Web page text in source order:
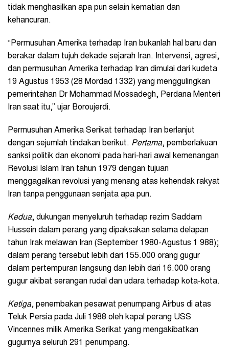
tidak menghasilkan apa pun selain kematian dan
kehancuran.
“Permusuhan Amerika terhadap Iran bukanlah hal baru dan
berakar dalam tujuh dekade sejarah Iran. Intervensi, agresi,
dan permusuhan Amerika terhadap Iran dimulai dari kudeta
19 Agustus 1953 (28 Mordad 1332) yang menggulingkan
pemerintahan Dr Mohammad Mossadegh, Perdana Menteri
Iran saat itu,” ujar Boroujerdi.
Permusuhan Amerika Serikat terhadap Iran berlanjut
dengan sejumlah tindakan berikut. Pertama, pemberlakuan
sanksi politik dan ekonomi pada hari-hari awal kemenangan
Revolusi Islam Iran tahun 1979 dengan tujuan
menggagalkan revolusi yang menang atas kehendak rakyat
Iran tanpa penggunaan senjata apa pun.
Kedua, dukungan menyeluruh terhadap rezim Saddam
Hussein dalam perang yang dipaksakan selama delapan
tahun Irak melawan Iran (September 1980-Agustus 1 988);
dalam perang tersebut lebih dari 155.000 orang gugur
dalam pertempuran langsung dan lebih dari 16.000 orang
gugur akibat serangan rudal dan udara terhadap kota-kota.
Ketiga, penembakan pesawat penumpang Airbus di atas
Teluk Persia pada Juli 1988 oleh kapal perang USS
Vincennes milik Amerika Serikat yang mengakibatkan
gugurnya seluruh 291 penumpang.